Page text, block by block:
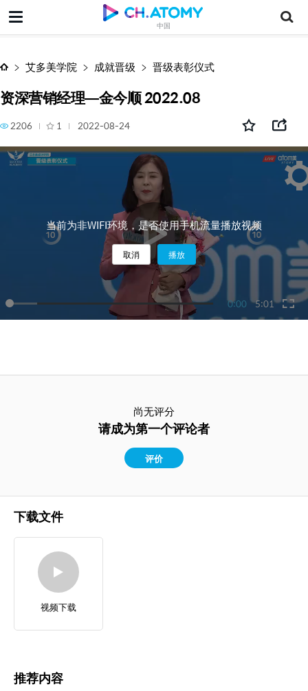
中国
资深营销经理—金今顺 2022.08
艾多美学院 成就晋级 晋级表彰仪式
资深营销经理—金今顺 2022.08
2206 1 2022-08-24
0:00 5:01
当前为非WIFI环境，是否使用手机流量播放视频
取消 播放
尚无评分
请成为第一个评论者
评价
下载文件
视频下载
推荐内容